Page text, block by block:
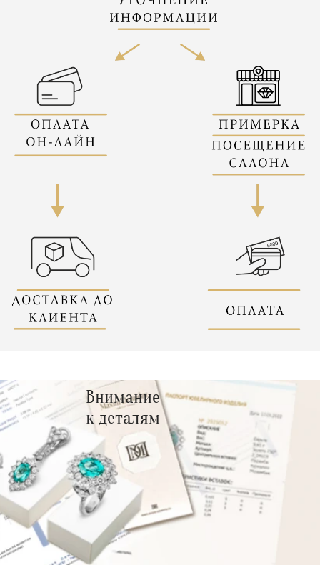
Внимание
к деталям